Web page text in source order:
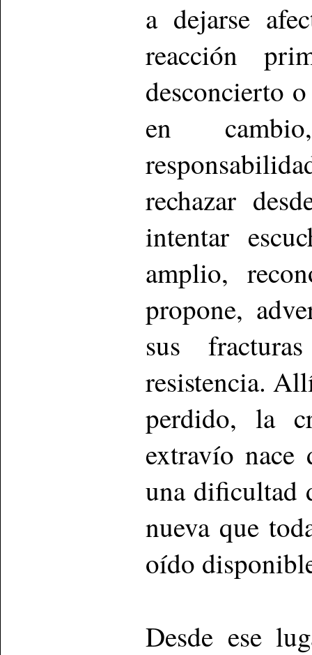
a dejarse
reacción
desconcierto
en
rechazar
intentar
amplio,
propone,
sus
resistencia.
perdido, la
extravío
una dificultad
nueva que
oído
Desde ese